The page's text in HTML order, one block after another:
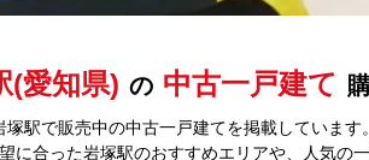
(愛知県) の 中古一戸建て
塚駅で販売中の中古一戸建てを掲載しています。
に合った岩塚駅のおすすめエリアや、人気の